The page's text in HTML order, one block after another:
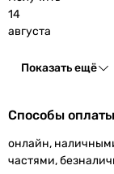
14
августа
Показать ещё
Способы оплаты
онлайн,
частями,